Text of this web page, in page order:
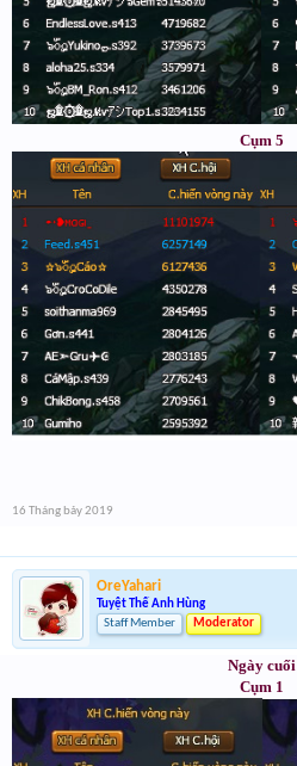
Cụm 5
16 Tháng bảy 2019
OreYahari
Tuyệt Thế Anh Hùng
Staff Member
Moderator
Ngày cuối
Cụm 1